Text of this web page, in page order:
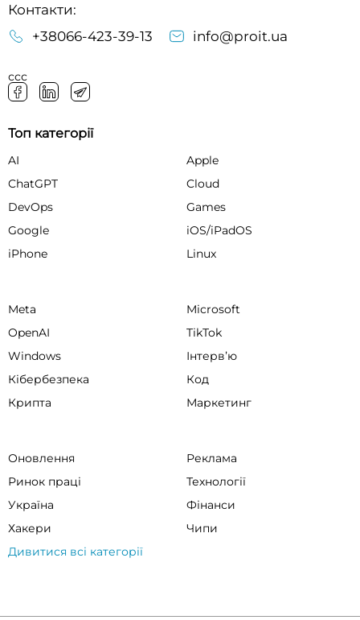
Контакти:
+38066-423-39-13
info@proit.ua
ссс
Топ категорії
AI
Apple
ChatGPT
Cloud
DevOps
Games
Google
iOS/iPadOS
iPhone
Linux
Meta
Microsoft
OpenAI
TikTok
Windows
Інтервʼю
Кібербезпека
Код
Крипта
Маркетинг
Оновлення
Реклама
Ринок праці
Технології
Україна
Фінанси
Хакери
Чипи
Дивитися всі категорії